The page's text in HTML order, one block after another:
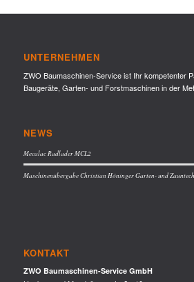
UNTERNEHMEN
ZWO Baumaschinen-Service ist Ihr kompetenter
Baugeräte, Garten- und Forstmaschinen in der
NEWS
Mecalac Radlader MCL2
Maschinenübergabe Christian Höninger Garten- und
KONTAKT
ZWO Baumaschinen-Service GmbH